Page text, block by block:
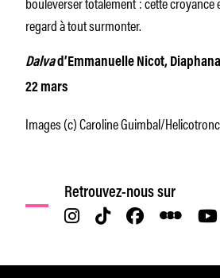
regard à tout surmonter.
Dalvad’Emmanuelle Nicot,
22 mars
Images (c) Caroline Guimbal/
Retrouvez-nous sur